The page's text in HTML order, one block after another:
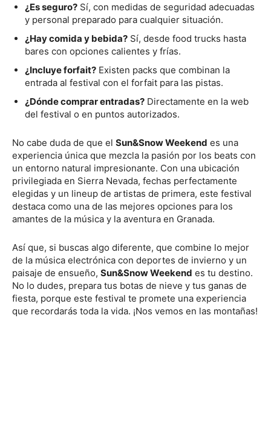
¿Es seguro? Sí, con medidas de seguridad adecuadas
y personal preparado para cualquier situación.
¿Hay comida y bebida? Sí, desde food trucks hasta
bares con opciones calientes y frías.
¿Incluye forfait? Existen packs que combinan la
entrada al festival con el forfait para las pistas.
¿Dónde comprar entradas? Directamente en la web
del festival o en puntos autorizados.
No cabe duda de que el Sun&Snow Weekend es una
experiencia única que mezcla la pasión por los beats con
un entorno natural impresionante. Con una ubicación
privilegiada en Sierra Nevada, fechas perfectamente
elegidas y un lineup de artistas de primera, este festival
destaca como una de las mejores opciones para los
amantes de la música y la aventura en Granada.
Así que, si buscas algo diferente, que combine lo mejor
de la música electrónica con deportes de invierno y un
paisaje de ensueño, Sun&Snow Weekend es tu destino.
No lo dudes, prepara tus botas de nieve y tus ganas de
fiesta, porque este festival te promete una experiencia
que recordarás toda la vida. ¡Nos vemos en las montañas!